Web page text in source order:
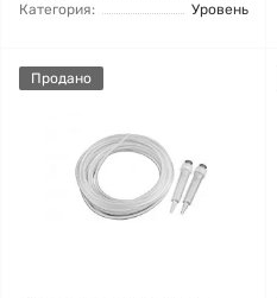
Категория:
Уровень
Продано